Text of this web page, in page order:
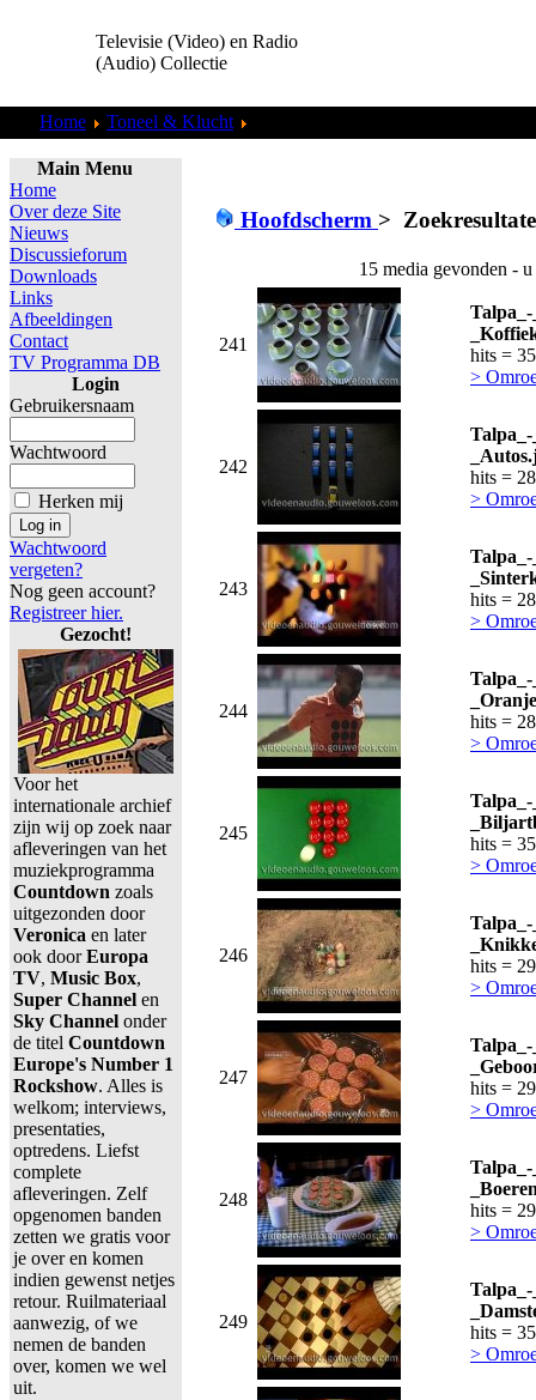
Televisie (Video) en Radio
(Audio) Collectie
Home Toneel & Klucht
Main Menu
Home
Over deze Site
Nieuws
Discussieforum
Downloads
Links
Afbeeldingen
Contact
TV Programma DB
Login
Gebruikersnaam
Wachtwoord
Herken mij
Wachtwoord
vergeten?
Nog geen account?
Registreer hier.
Gezocht!
Voor het
internationale archief
zijn wij op zoek naar
afleveringen van het
muziekprogramma
Countdown zoals
uitgezonden door
Veronica en later
ook doorEuropa
TV, Music Box,
Super Channel en
Sky Channel onder
de titel Countdown
Europe's Number 1
Rockshow. Alles is
welkom; interviews,
presentaties,
optredens. Liefst
complete
afleveringen. Zelf
opgenomen banden
zetten we gratis voor
je over en komen
indien gewenst netjes
retour. Ruilmateriaal
aanwezig, of we
nemen de banden
over, komen we wel
uit.
Hoofdscherm >
15 media gevonden -
241
Talpa_-
hits =
>
242
Talpa_-
hits =
>
243
Talpa_-
hits =
>
244
Talpa_-
hits =
>
245
Talpa_-
hits =
>
246
Talpa_-
hits =
>
247
Talpa_-
hits =
>
248
Talpa_-
hits =
>
249
Talpa_-
hits =
>